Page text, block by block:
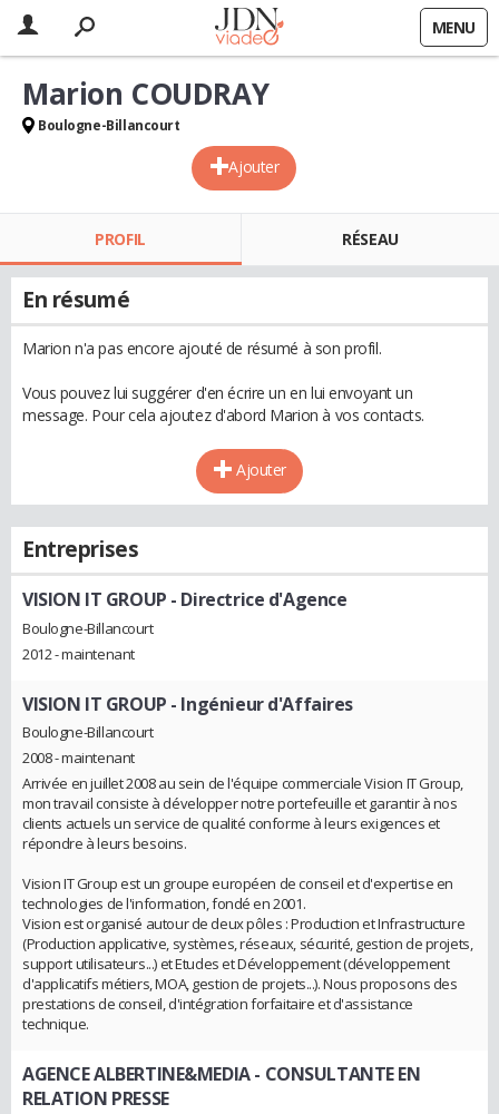
MENU
Ajouter
Marion COUDRAY
Boulogne-Billancourt
PROFIL RÉSEAU
En résumé
Marion n'a pas encore ajouté de résumé à son profil.
Vous pouvez lui suggérer d'en écrire un en lui envoyant un
message. Pour cela ajoutez d'abord Marion à vos contacts.
Ajouter
Entreprises
VISION IT GROUP - Directrice d'Agence
Boulogne-Billancourt
2012 - maintenant
VISION IT GROUP - Ingénieur d'Affaires
Boulogne-Billancourt
2008 - maintenant
Arrivée en juillet 2008 au sein de l'équipe commerciale Vision IT Group,
mon travail consiste à développer notre portefeuille et garantir à nos
clients actuels un service de qualité conforme à leurs exigences et
répondre à leurs besoins.
Vision IT Group est un groupe européen de conseil et d'expertise en
technologies de l'information, fondé en 2001.
Vision est organisé autour de deux pôles : Production et Infrastructure
(Production applicative, systèmes, réseaux, sécurité, gestion de projets,
support utilisateurs...) et Etudes et Développement (développement
d'applicatifs métiers, MOA, gestion de projets...). Nous proposons des
prestations de conseil, d'intégration forfaitaire et d'assistance
technique.
AGENCE ALBERTINE&MEDIA- CONSULTANTE EN
RELATION PRESSE